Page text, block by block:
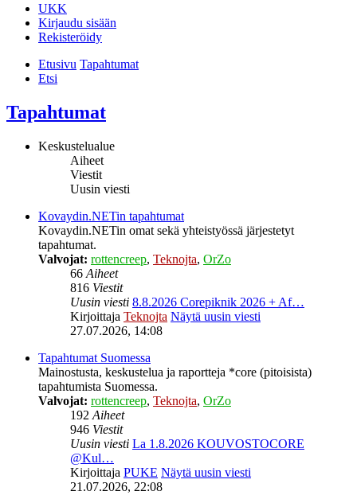
UKK
Kirjaudu sisään
Rekisteröidy
Etusivu Tapahtumat
Etsi
Tapahtumat
Keskustelualue
Aiheet
Viestit
Uusin viesti
Kovaydin.NETin tapahtumat
Kovaydin.NETin omat sekä yhteistyössä järjestetyt
tapahtumat.
Valvojat: rottencreep, Teknojta, OrZo
66 Aiheet
816 Viestit
Uusin viesti 8.8.2026 Corepiknik 2026 + Af…
Kirjoittaja Teknojta Näytä uusin viesti
27.07.2026, 14:08
Tapahtumat Suomessa
Mainostusta, keskustelua ja raportteja *core (pitoisista)
tapahtumista Suomessa.
Valvojat: rottencreep, Teknojta, OrZo
192 Aiheet
946 Viestit
Uusin viesti La 1.8.2026 KOUVOSTOCORE
@Kul…
Kirjoittaja PUKE Näytä uusin viesti
21.07.2026, 22:08